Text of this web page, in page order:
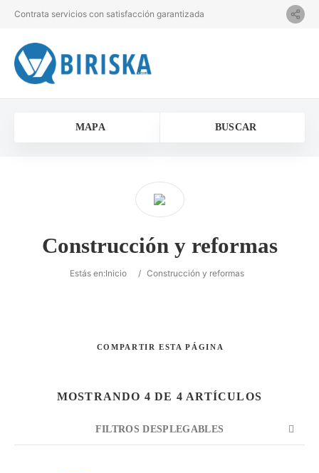
Contrata servicios con satisfacción garantizada
MAPA BUSCAR
Buscar
Construcción y reformas
Estás en:Inicio / Construcción y reformas
COMPARTIR ESTA PÁGINA
MOSTRANDO 4 DE 4 ARTÍCULOS
FILTROS DESPLEGABLES